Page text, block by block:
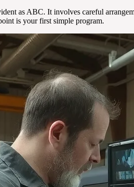
as ABC. It involves careful
is your first simple program.